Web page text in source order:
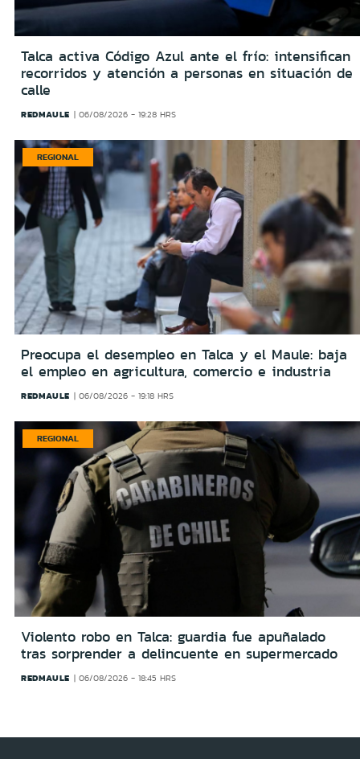
Talca activa Código Azul ante el frío: intensifican
recorridos y atención a personas en situación de
calle
REDMAULE 06/08/2026 - 19:28 HRS
REGIONAL
Preocupa el desempleo en Talca y el Maule: baja
el empleo en agricultura, comercio e industria
REDMAULE 06/08/2026 - 19:18 HRS
REGIONAL
Violento robo en Talca: guardia fue apuñalado
tras sorprender a delincuente en supermercado
REDMAULE 06/08/2026 - 18:45 HRS